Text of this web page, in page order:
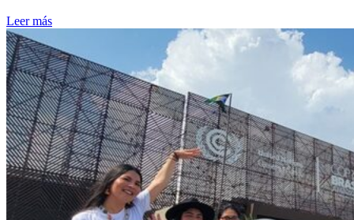
Leer más